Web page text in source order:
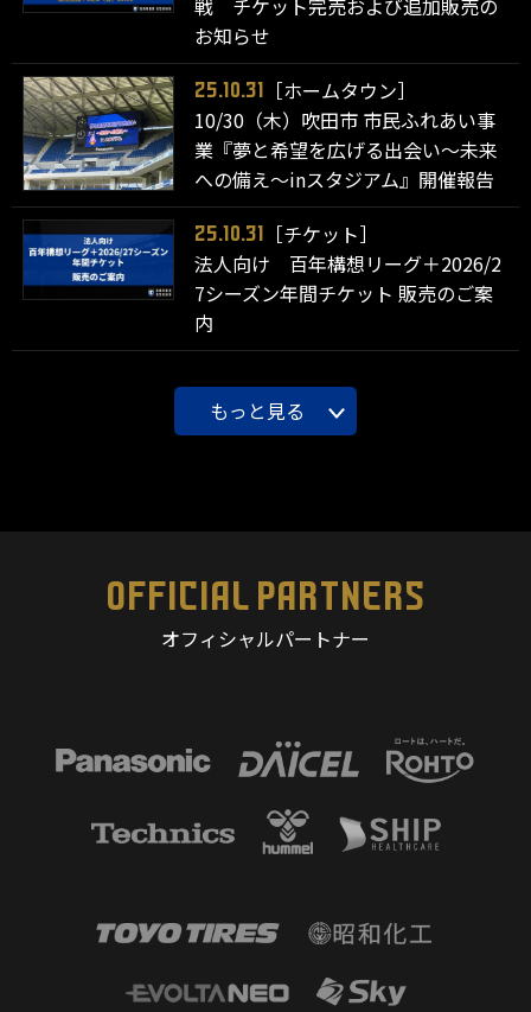
戦 チケット完売および追加販売の
お知らせ
25.10.31
［ホームタウン］
10/30（木）吹田市 市民ふれあい事
業『夢と希望を広げる出会い～未来
への備え～inスタジアム』開催報告
25.10.31
［チケット］
法人向け 百年構想リーグ＋2026/2
7シーズン年間チケット 販売のご案
内
もっと見る
OFFICIAL PARTNERS
オフィシャルパートナー